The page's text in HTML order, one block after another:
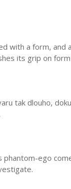
with a form, and
its grip on
tak dlouho,
ego